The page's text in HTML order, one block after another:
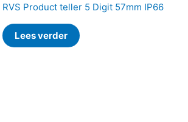
RVS Product teller 5 Digit 57mm IP66
Lees verder